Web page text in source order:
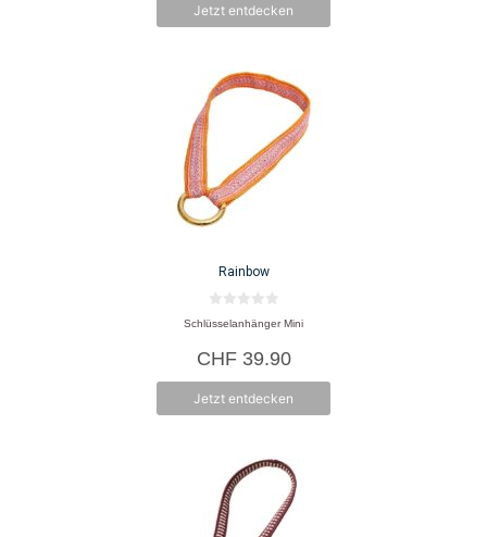
Jetzt entdecken
Rainbow
0
v
n
5
Schlüsselanhänger Mini
CHF39.90
Jetzt entdecken